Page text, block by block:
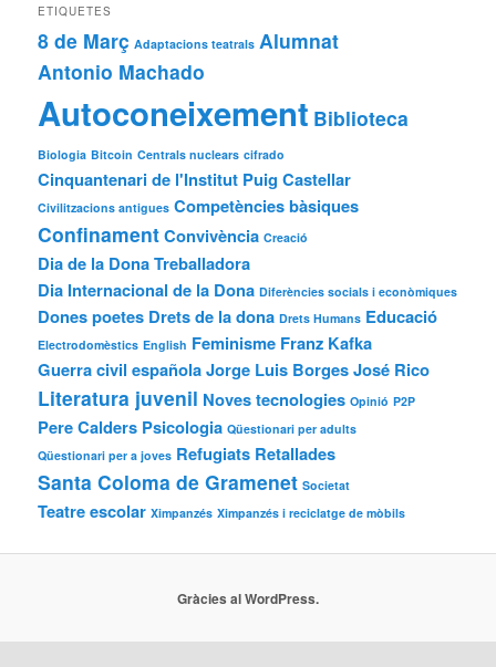
ETIQUETES
8 de Març Adaptacions teatrals Alumnat
Antonio Machado
Autoconeixement Biblioteca
Biologia Bitcoin Centrals nuclears cifrado
Cinquantenari de l'Institut Puig Castellar
Civilitzacions antigues Competències bàsiques
ConfinamentConvivència Creació
Dia de la Dona Treballadora
Dia Internacional de la Dona Diferències socials i econòmiques
Dones poetes Drets de la dona Drets Humans Educació
Electrodomèstics English Feminisme Franz Kafka
Guerra civil españolaJorge Luis BorgesJosé Rico
Literatura juvenil Noves tecnologies Opinió P2P
Pere Calders Psicologia Qüestionari per adults
Qüestionari per a joves Refugiats Retallades
Santa Coloma de Gramenet Societat
Teatre escolar Ximpanzés Ximpanzés i reciclatge de mòbils
Gràcies al WordPress.